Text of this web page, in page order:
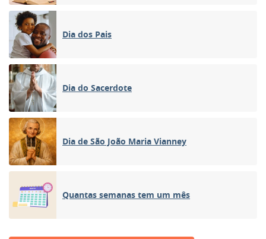
Dia dos Pais
Dia do Sacerdote
Dia de São João Maria Vianney
Quantas semanas tem um mês